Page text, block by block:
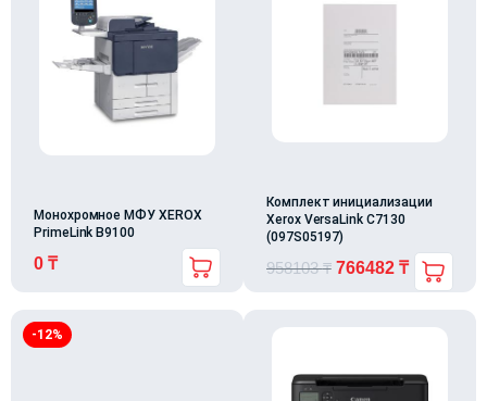
Монохромное МФУ XEROX
PrimeLink B9100
0 ₸
Комплект инициализации
Xerox VersaLink C7130
(097S05197)
958103₸ 766482 ₸
-12%